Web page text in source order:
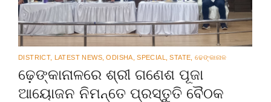
DISTRICT, LATEST NEWS ODISHA SPECIAL STATE ଢେଙ୍କାନାଳ
ଢ଼େଙ୍କାନାଳରେ ଶ୍ରୀ ଗଣେଶ ପୂଜା
ଆୟୋଜନ ନିମନ୍ତେ ପ୍ରସ୍ତୁତି ବୈଠକ